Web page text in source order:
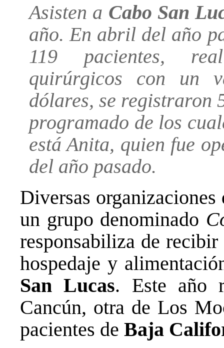
Asisten a Cabo San
año. En abril del año
119 pacientes,
quirúrgicos con un
dólares, se registraron
programado de los
está Anita, quien fue
del año pasado.
Diversas
un grupo denominado
responsabiliza de
hospedaje y
San Lucas. Este año
Cancún, otra de Los
pacientes de Baja